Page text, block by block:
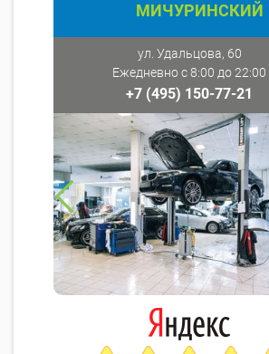
МИЧУРИНСКИЙ
ул. Удальцова, 60
Ежедневно с 8:00 до 22:00
+7 (495) 150-77-21